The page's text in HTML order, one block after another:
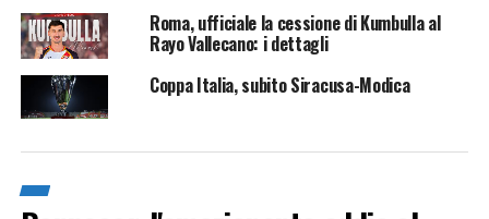
Roma, ufficiale la cessione di Kumbulla al
Rayo Vallecano: i dettagli
Coppa Italia, subito Siracusa-Modica